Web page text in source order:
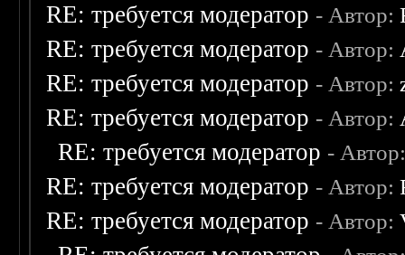
RE: требуется модератор - Автор:
RE: требуется модератор - Автор:
RE: требуется модератор - Автор:
RE: требуется модератор - Автор:
RE: требуется модератор -
RE: требуется модератор - Автор:
RE: требуется модератор - Автор: